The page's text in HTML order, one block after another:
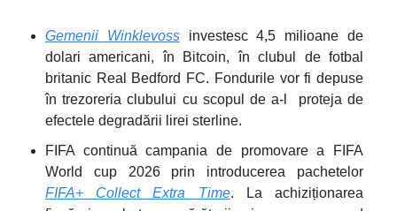
Gemenii Winklevossinvestesc 4,5 milioane de
dolari americani, în Bitcoin, în clubul de fotbal
britanic Real Bedford FC. Fondurile vor fi depuse
în trezoreria clubului cu scopul de a-l proteja de
efectele degradării lirei sterline.
FIFA continuă campania de promovare a FIFA
World cup 2026 prin introducerea pachetelor
FIFA+ Collect Extra Time. La achiziționarea